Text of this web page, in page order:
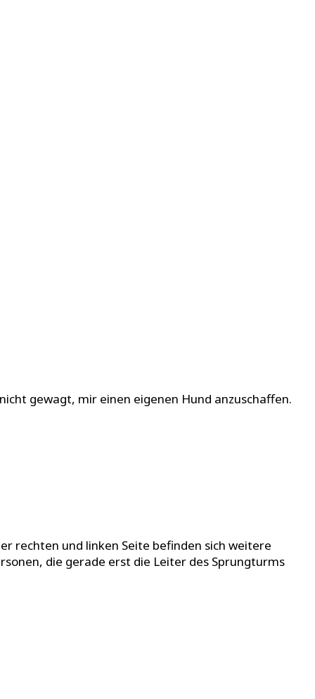
gewagt, mir einen eigenen Hund anzuschaffen.
rechten und linken Seite befinden sich weitere
die gerade erst die Leiter des Sprungturms